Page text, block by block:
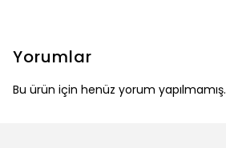
Yorumlar
Bu ürün için henüz yorum yapılmamış.